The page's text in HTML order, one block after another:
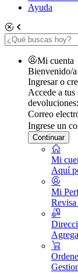
Ayuda
Mi cuenta
Bienvenido/a
Ingresar o
Accede a tus
devoluciones:
Correo
Ingrese un
Continuar
Mi
Aquí
Mi
Revisa